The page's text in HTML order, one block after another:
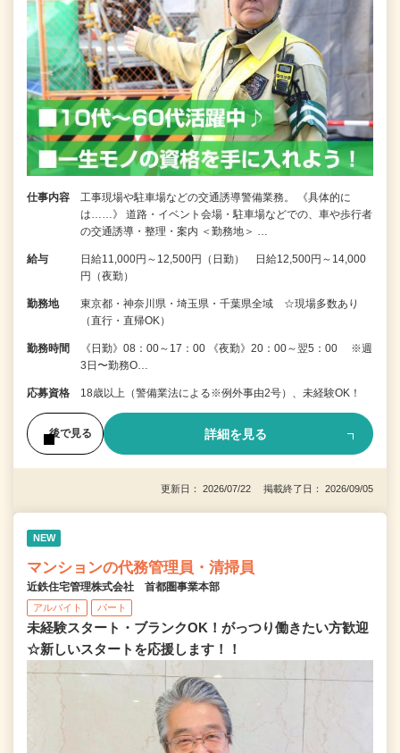
仕事内容
工事現場や駐車場などの交通誘導警備業務。 《具体的に
は……》 道路・イベント会場・駐車場などでの、車や歩行者
の交通誘導・整理・案内 ＜勤務地＞ …
給与
日給11,000円～12,500円（日勤） 日給12,500円～14,000
円（夜勤）
勤務地
東京都・神奈川県・埼玉県・千葉県全域 ☆現場多数あり
（直行・直帰OK）
勤務時間
《日勤》08：00～17：00 《夜勤》20：00～翌5：00 ※週
3日〜勤務O…
応募資格 18歳以上（警備業法による※例外事由2号）、未経験OK！
後で見る 詳細を見る
更新日： 2026/07/22 掲載終了日： 2026/09/05
NEW
マンションの代務管理員・清掃員
近鉄住宅管理株式会社 首都圏事業本部
アルバイト パート
未経験スタート・ブランクOK！がっつり働きたい方歓迎
☆新しいスタートを応援します！！